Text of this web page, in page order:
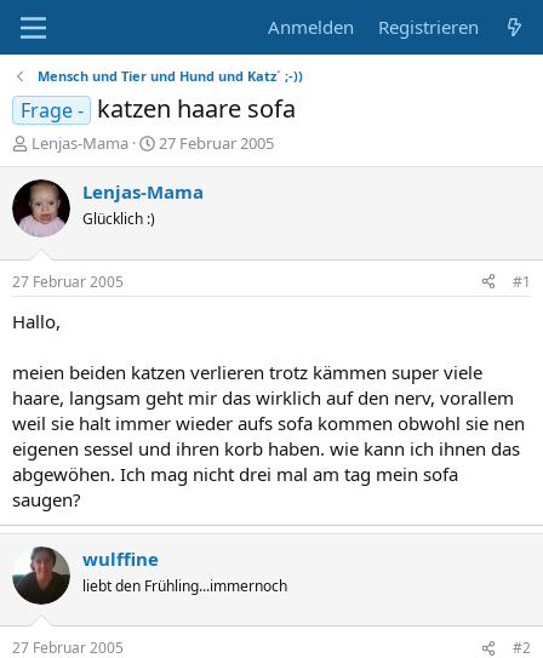
Anmelden Registrieren
Mensch und Tier und Hund und Katz´ ;-))
Frage - katzen haare sofa
E
r
s
t
e
e
r
Lenjas-Mama
E
r
s
t
27 Februar 2005
Lenjas-Mama
Glücklich :)
27 Februar 2005 #1
Hallo,
meien beiden katzen verlieren trotz kämmen super viele
haare, langsam geht mir das wirklich auf den nerv, vorallem
weil sie halt immer wieder aufs sofa kommen obwohl sie nen
eigenen sessel und ihren korb haben. wie kann ich ihnen das
abgewöhen. Ich mag nicht drei mal am tag mein sofa
saugen?
wulffine
liebt den Frühling...immernoch
27 Februar 2005 #2